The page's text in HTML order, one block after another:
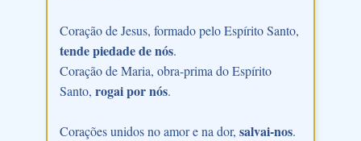
Coração de Jesus, formado pelo Espírito Santo,
tende piedade de nós.
Coração de Maria, obra-prima do Espírito
Santo, rogai por nós.
Corações unidos no amor e na dor, salvai-nos.